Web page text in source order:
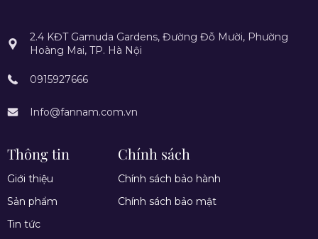
2.4 KĐT Gamuda Gardens, Đường Đỗ Mười, Phường
Hoàng Mai, TP. Hà Nội
0915927666
Info@fannam.com.vn
Thông tin
Giới thiệu
Sản phẩm
Tin tức
Chính sách
Chính sách bảo hành
Chính sách bảo mật